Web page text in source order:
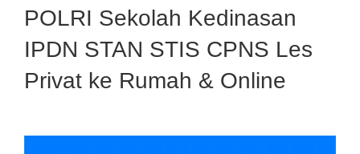
POLRI Sekolah Kedinasan
IPDN STAN STIS CPNS Les
Privat ke Rumah & Online